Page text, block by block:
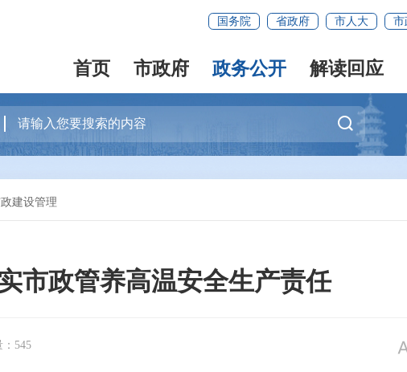
国务院 省政府 市人大 市
首页 市政府 政务公开 解读回应
建设管理
市政管养高温安全生产责任
545